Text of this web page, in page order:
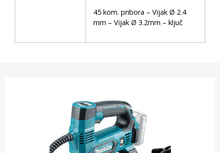
45 kom. pribora – Vijak Ø 2.4
mm – Vijak Ø 3.2mm – ključ